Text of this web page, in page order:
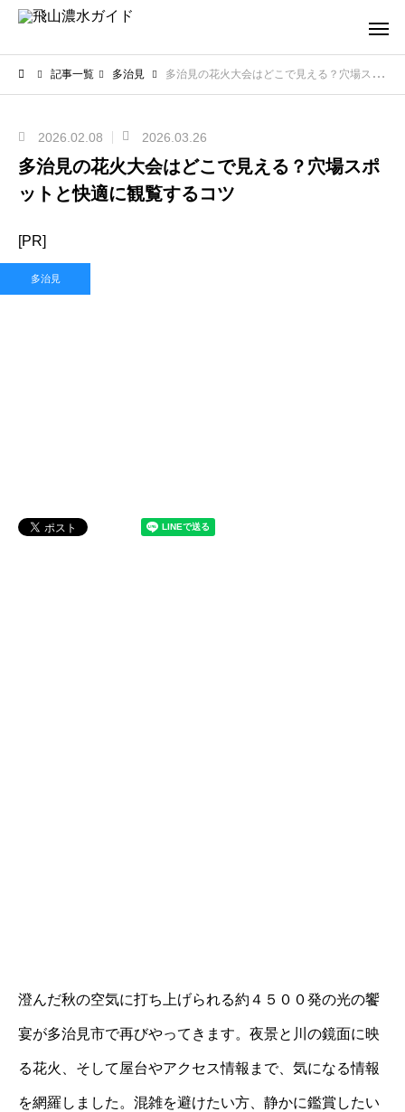
記事一覧 多治見 多治見の花火大会はどこで見える？穴場スポットと快適に観覧するコツ
2026.02.08 2026.03.26
多治見の花火大会はどこで見える？穴場スポ
ットと快適に観覧するコツ
[PR]
多治見
澄んだ秋の空気に打ち上げられる約４５００発の光の饗
宴が多治見市で再びやってきます。夜景と川の鏡面に映
る花火、そして屋台やアクセス情報まで、気になる情報
を網羅しました。混雑を避けたい方、静かに鑑賞したい